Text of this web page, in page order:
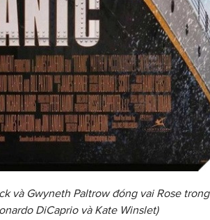
và Gwyneth Paltrow đóng vai Rose trong
DiCaprio và Kate Winslet)